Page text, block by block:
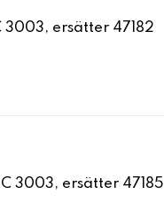
3003, ersätter 47182
C 3003, ersätter 47185